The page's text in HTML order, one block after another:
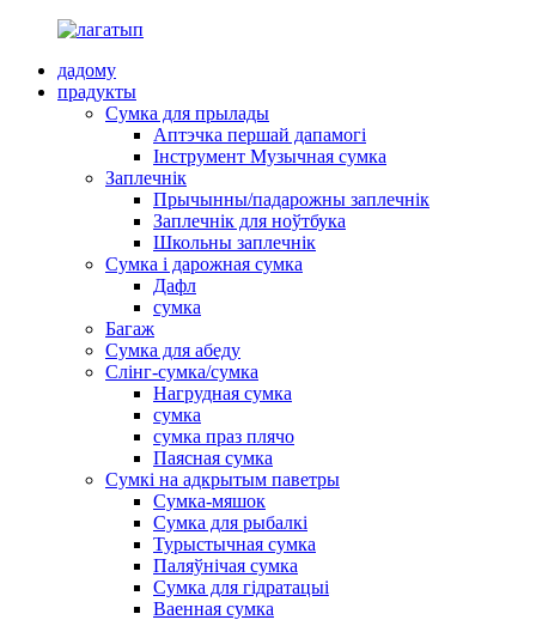
дадому
прадукты
Сумка для прылады
Аптэчка першай дапамогі
Інструмент Музычная сумка
Заплечнік
Прычынны/падарожны заплечнік
Заплечнік для ноўтбука
Школьны заплечнік
Сумка і дарожная сумка
Дафл
сумка
Багаж
Сумка для абеду
Слінг-сумка/сумка
Нагрудная сумка
сумка
сумка праз плячо
Паясная сумка
Сумкі на адкрытым паветры
Сумка-мяшок
Сумка для рыбалкі
Турыстычная сумка
Паляўнічая сумка
Сумка для гідратацыі
Ваенная сумка